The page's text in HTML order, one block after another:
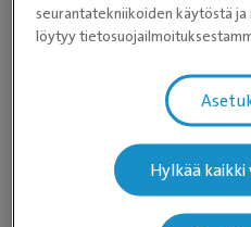
seurantatekniikoiden käytöstä
löytyy
Hylkää